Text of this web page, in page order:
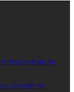
disponibile în
Growth in